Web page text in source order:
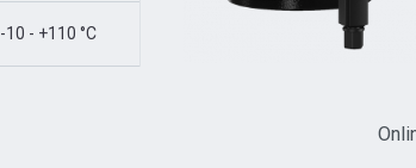
-10 - +110 °C